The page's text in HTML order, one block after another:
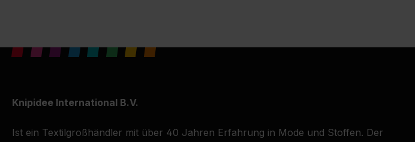
Knipidee International B.V.
Ist ein Textilgroßhändler mit über 40 Jahren Erfahrung in Mode und Stoffen. Der